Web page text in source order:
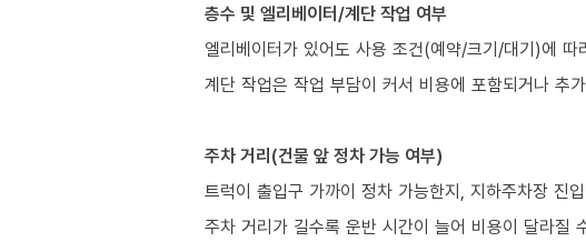
층수 및 엘리베이터/계단 작업 여부
엘리베이터가 있어도 사용 조건(예약/크기/대기)에
계단 작업은 작업 부담이 커서 비용에 포함되거나 추
주차 거리(건물 앞 정차 가능 여부)
트럭이 출입구 가까이 정차 가능한지, 지하주차장 진
주차 거리가 길수록 운반 시간이 늘어 비용이 달라질